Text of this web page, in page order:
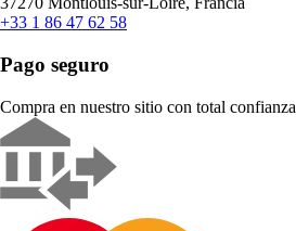
+33 1 86 47 62 58
Pago seguro
Compra en nuestro sitio con total confianza